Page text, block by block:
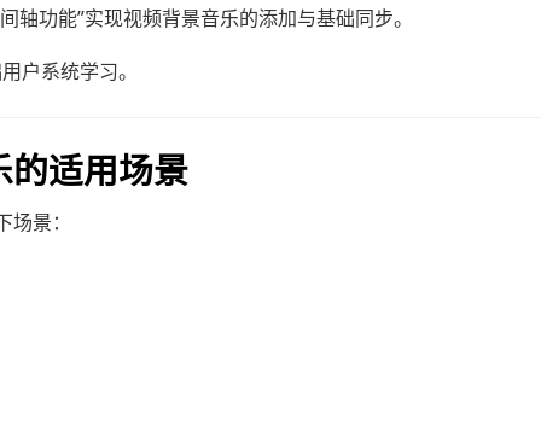
功能”实现视频背景音乐的添加与基础同步。
户系统学习。
适用场景
景：